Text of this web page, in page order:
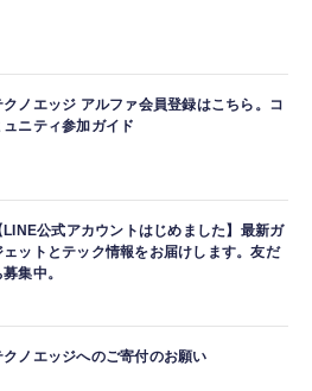
クノエッジ アルファ会員登録はこちら。コ
ュニティ参加ガイド
LINE公式アカウントはじめました】最新ガ
ェットとテック情報をお届けします。友だ
募集中。
クノエッジへのご寄付のお願い